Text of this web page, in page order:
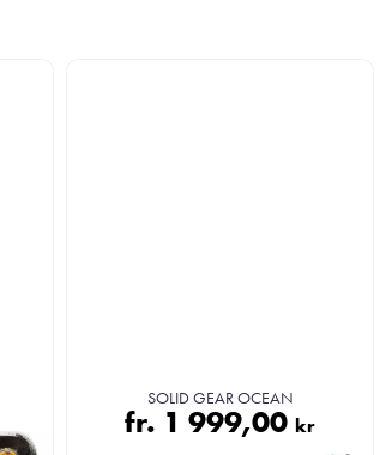
SOLID GEAR OCEAN
fr. 1 999,00kr